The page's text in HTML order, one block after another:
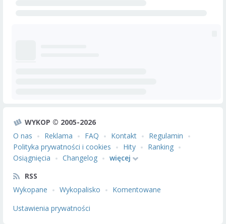
WYKOP © 2005-2026
O nas
Reklama FAQ Kontakt
Regulamin
Polityka prywatności i cookies
Hity
Ranking
Osiągnięcia
Changelog
więcej
RSS
Wykopane
Wykopalisko
Komentowane
Ustawienia prywatności